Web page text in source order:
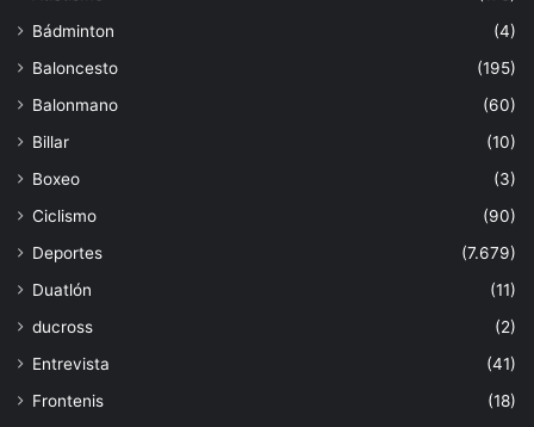
Bádminton
(4)
Baloncesto
(195)
Balonmano
(60)
Billar
(10)
Boxeo
(3)
Ciclismo
(90)
Deportes
(7.679)
Duatlón
(11)
ducross
(2)
Entrevista
(41)
Frontenis
(18)